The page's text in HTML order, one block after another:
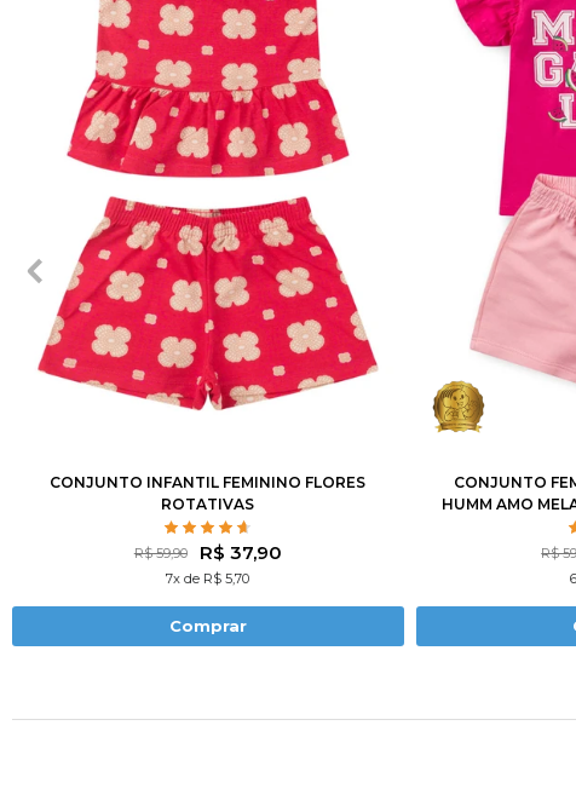
CONJUNTO INFANTIL FEMININO FLORES
ROTATIVAS
R$ 59,90 R$ 37,90
7x de R$ 5,70
Comprar
1
CONJUNTO
HUMM AMO
R$